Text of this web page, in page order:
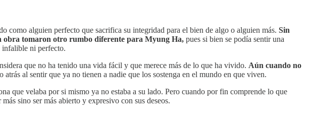
como alguien perfecto que sacrifica su integridad para el bien de algo o alguien más. Sin
obra tomaron otro rumbo diferente para Myung Ha, pues si bien se podía sentir una
infalible ni perfecto.
que no ha tenido una vida fácil y que merece más de lo que ha vivido. Aún cuando no
atrás al sentir que ya no tienen a nadie que los sostenga en el mundo en que viven.
que velaba por si mismo ya no estaba a su lado. Pero cuando por fin comprende lo que
sino ser más abierto y expresivo con sus deseos.